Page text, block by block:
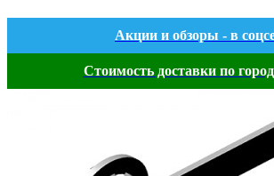
Акции и обзоры - в
Стоимость доставки по